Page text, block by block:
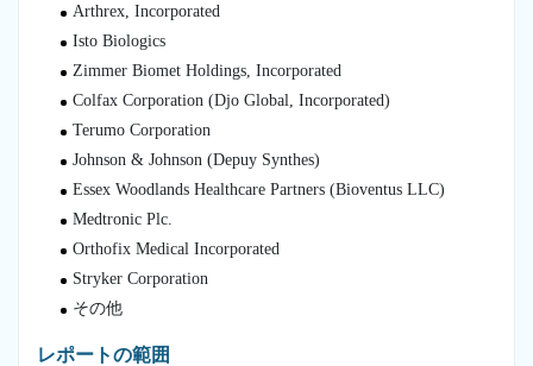
Arthrex, Incorporated
Isto Biologics
Zimmer Biomet Holdings, Incorporated
Colfax Corporation (Djo Global, Incorporated)
Terumo Corporation
Johnson & Johnson (Depuy Synthes)
Essex Woodlands Healthcare Partners (Bioventus LLC)
Medtronic Plc.
Orthofix Medical Incorporated
Stryker Corporation
その他
レポートの範囲